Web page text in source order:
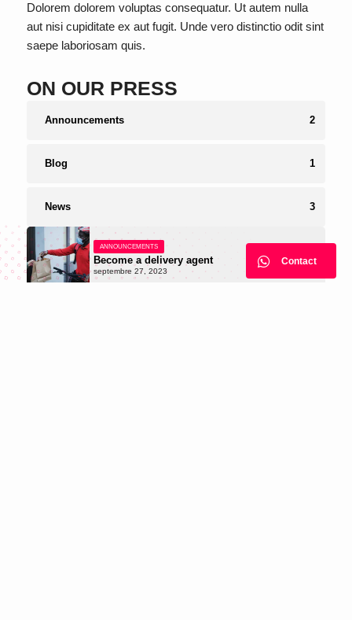
Dolorem dolorem voluptas consequatur. Ut autem nulla
aut nisi cupiditate ex aut fugit. Unde vero distinctio odit sint
saepe laboriosam quis.
ON OUR PRESS
Announcements 2
Blog 1
News 3
ANNOUNCEMENTS
Become a delivery agent
septembre 27, 2023
Contact